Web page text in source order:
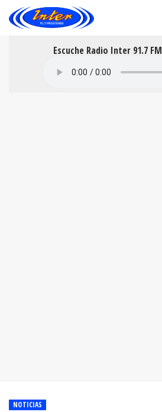
Escuche Radio Inter 91.7 FM
NOTICIAS